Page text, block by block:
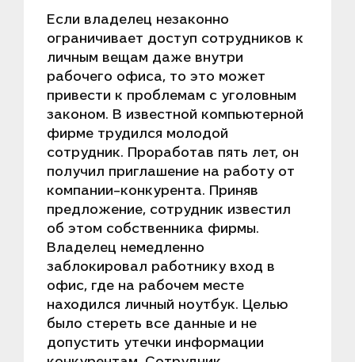
Если владелец незаконно
ограничивает доступ сотрудников к
личным вещам даже внутри
рабочего офиса, то это может
привести к проблемам с уголовным
законом. В известной компьютерной
фирме трудился молодой
сотрудник. Проработав пять лет, он
получил приглашение на работу от
компании-конкурента. Приняв
предложение, сотрудник известил
об этом собственника фирмы.
Владелец немедленно
заблокировал работнику вход в
офис, где на рабочем месте
находился личный ноутбук. Целью
было стереть все данные и не
допустить утечки информации